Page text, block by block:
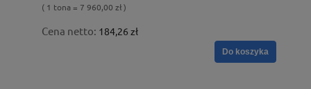
( 1 tona = 7 960,00 zł )
Cena netto: 184,26 zł
Do koszyka